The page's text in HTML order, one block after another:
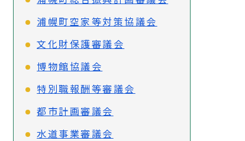
浦幌町空家等対策協議会
文化財保護審議会
博物館協議会
特別職報酬等審議会
都市計画審議会
水道事業審議会